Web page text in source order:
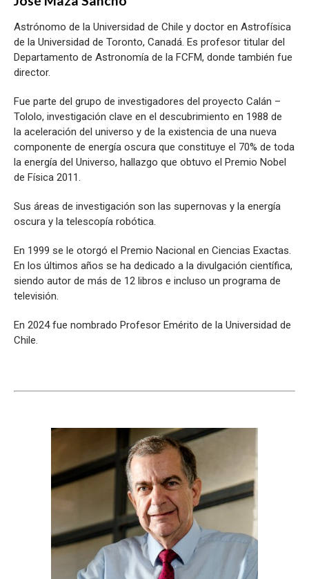
Astrónomo de la Universidad de Chile y doctor en Astrofísica
de la Universidad de Toronto, Canadá. Es profesor titular del
Departamento de Astronomía de la FCFM, donde también fue
director.
Fue parte del grupo de investigadores del proyecto Calán –
Tololo, investigación clave en el descubrimiento en 1988 de
la aceleración del universo y de la existencia de una nueva
componente de energía oscura que constituye el 70% de toda
la energía del Universo, hallazgo que obtuvo el Premio Nobel
de Física 2011.
Sus áreas de investigación son las supernovas y la energía
oscura y la telescopía robótica.
En 1999 se le otorgó el Premio Nacional en Ciencias Exactas.
En los últimos años se ha dedicado a la divulgación científica,
siendo autor de más de 12 libros e incluso un programa de
televisión.
En 2024 fue nombrado Profesor Emérito de la Universidad de
Chile.